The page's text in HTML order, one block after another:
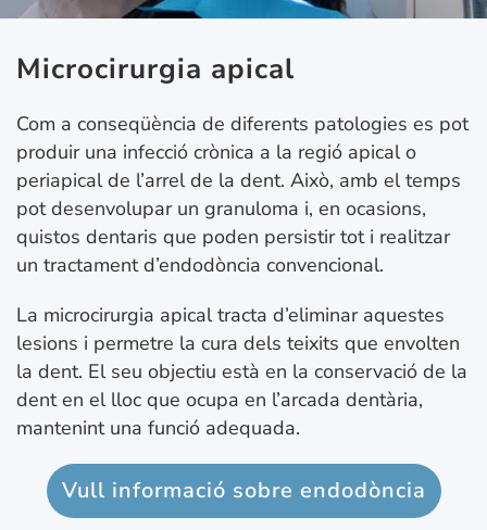
Microcirurgia apical
Com a conseqüència de diferents patologies es pot
produir una infecció crònica a la regió apical o
periapical de l’arrel de la dent. Això, amb el temps
pot desenvolupar un granuloma i, en ocasions,
quistos dentaris que poden persistir tot i realitzar
un tractament d’endodòncia convencional.
La microcirurgia apical tracta d’eliminar aquestes
lesions i permetre la cura dels teixits que envolten
la dent. El seu objectiu està en la conservació de la
dent en el lloc que ocupa en l’arcada dentària,
mantenint una funció adequada.
Vull informació sobre endodòncia